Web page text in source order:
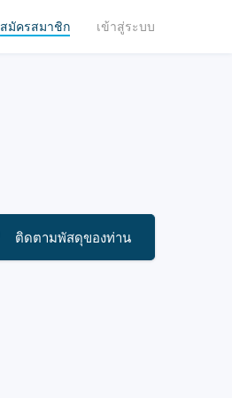
สมัครสมาชิก เข้าสู่ระบบ
ติดตามพัสดุของท่าน